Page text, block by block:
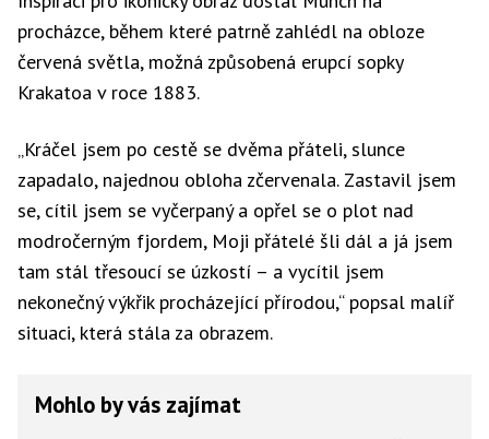
procházce, během které patrně zahlédl na obloze
červená světla, možná způsobená erupcí sopky
Krakatoa v roce 1883.
„Kráčel jsem po cestě se dvěma přáteli, slunce
zapadalo, najednou obloha zčervenala. Zastavil jsem
se, cítil jsem se vyčerpaný a opřel se o plot nad
modročerným fjordem, Moji přátelé šli dál a já jsem
tam stál třesoucí se úzkostí – a vycítil jsem
nekonečný výkřik procházející přírodou,“ popsal malíř
situaci, která stála za obrazem.
Mohlo by vás zajímat